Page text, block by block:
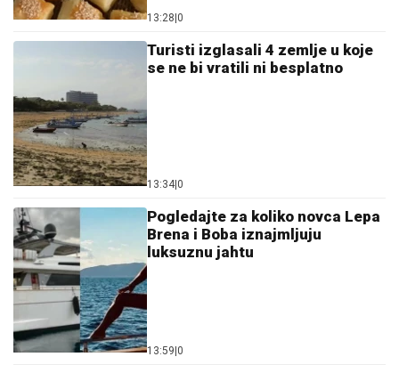
13:28 0
Turisti izglasali 4 zemlje u koje
se ne bi vratili ni besplatno
13:34 0
Pogledajte za koliko novca Lepa
Brena i Boba iznajmljuju
luksuznu jahtu
13:59 0